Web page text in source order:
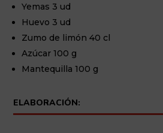
Yemas 3 ud
Huevo 3 ud
Zumo de limón 40 cl
Azúcar 100 g
Mantequilla 100 g
ELABORACIÓN: